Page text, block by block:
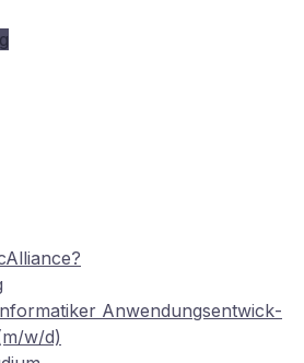
An­wen­dungs­ent­wick­
w/d)